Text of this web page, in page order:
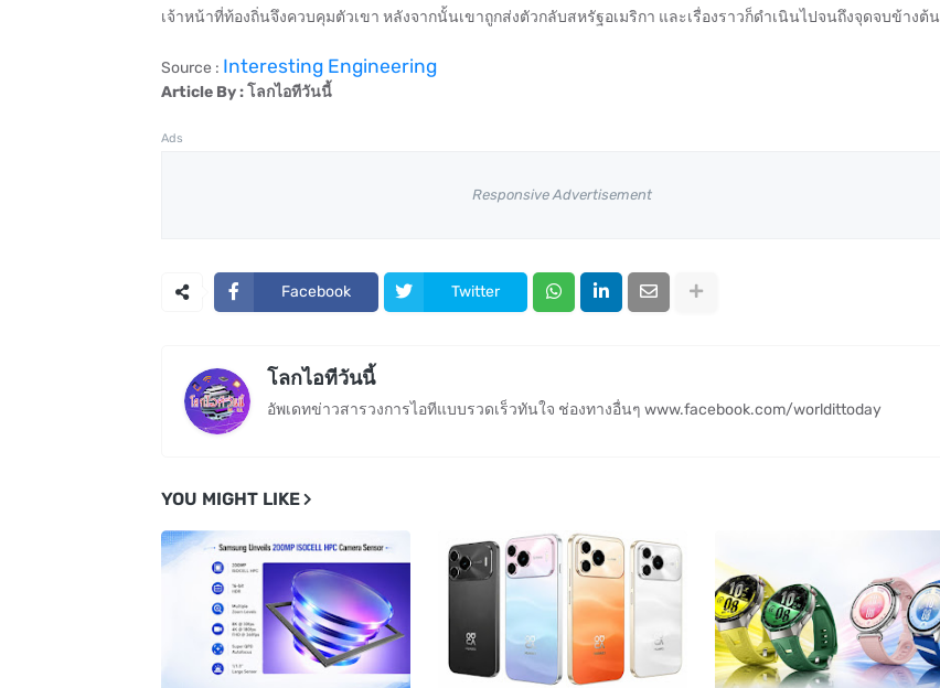
เจ้าหน้าที่ท้องถิ่นจึงควบคุมตัวเขา หลังจากนั้นเขาถูกส่งตัวกลับสหรัฐอเมริกา และเรื่องราวก็ดำเนินไปจนถึงจุดจบข้างต้น
Source : Interesting Engineering
Article By : โลกไอทีวันนี้
Ads
Responsive Advertisement
Facebook Twitter
โลกไอทีวันนี้
อัพเดทข่าวสารวงการไอทีแบบรวดเร็วทันใจ ช่องทางอื่นๆ www.facebook.com/worldittoday
YOU MIGHT LIKE